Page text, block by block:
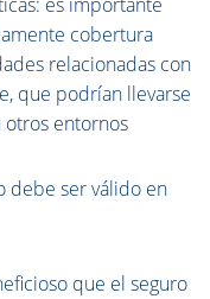
cobertura
relacionadas con
que podrían llevarse
otros entornos
debe ser válido en
que el seguro